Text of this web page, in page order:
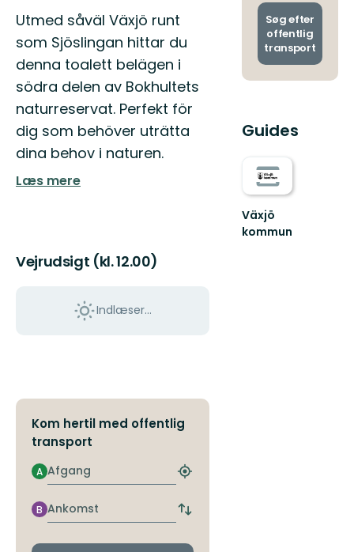
Beskrivelse
Utmed såväl Växjö runt
som Sjöslingan hittar du
denna toalett belägen i
södra delen av Bokhultets
naturreservat. Perfekt för
dig som behöver uträtta
dina behov i naturen.
Læs mere
Vejrudsigt (kl. 12.00)
Indlæser...
Kom hertil med offentlig
transport
Afgang
A
Find
nærmeste
stoppested
Ankomst
B
Skift
og
Søg efter
offentlig
transport
Guides
Växjö
kommun